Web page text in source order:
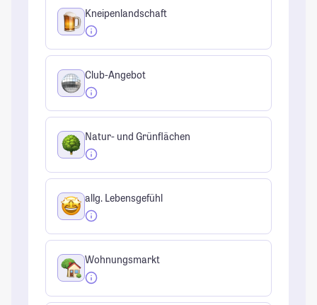
Kneipenlandschaft
Club-Angebot
Natur- und Grünflächen
allg. Lebensgefühl
Wohnungsmarkt